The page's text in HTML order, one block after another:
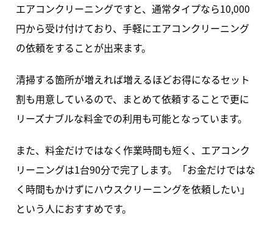
エアコンクリーニングですと、通常タイプなら10,000
円から受け付けており、手軽にエアコンクリーニング
の依頼をすることが出来ます。
清掃する箇所が増えれば増えるほどお得になるセット
割も用意しているので、まとめて依頼することで更に
リーズナブルな料金での利用も可能となっています。
また、料金だけではなく作業時間も短く、エアコンク
リーニングは1台90分で完了します。「お金だけではな
く時間もかけずにハウスクリーニングを依頼したい」
という人におすすめです。